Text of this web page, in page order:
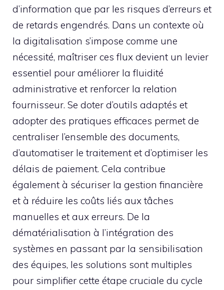
d’information que par les risques d’erreurs et
de retards engendrés. Dans un contexte où
la digitalisation s’impose comme une
nécessité, maîtriser ces flux devient un levier
essentiel pour améliorer la fluidité
administrative et renforcer la relation
fournisseur. Se doter d’outils adaptés et
adopter des pratiques efficaces permet de
centraliser l’ensemble des documents,
d’automatiser le traitement et d’optimiser les
délais de paiement. Cela contribue
également à sécuriser la gestion financière
et à réduire les coûts liés aux tâches
manuelles et aux erreurs. De la
dématérialisation à l’intégration des
systèmes en passant par la sensibilisation
des équipes, les solutions sont multiples
pour simplifier cette étape cruciale du cycle